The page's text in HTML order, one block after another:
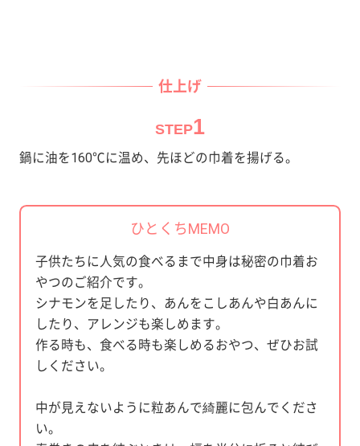
仕上げ
STEP1
鍋に油を160℃に温め、先ほどの巾着を揚げる。
ひとくちMEMO
子供たちに人気の食べるまで中身は秘密の巾着お
やつのご紹介です。
シナモンを足したり、あんをこしあんや白あんに
したり、アレンジも楽しめます。
作る時も、食べる時も楽しめるおやつ、ぜひお試
しください。
中が見えないように粒あんで綺麗に包んでくださ
い。